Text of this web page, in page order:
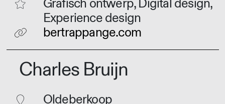
Grafisch ontwerp, Digital design,
Experience design
bertrappange.com
Charles Bruijn
Oldeberkoop